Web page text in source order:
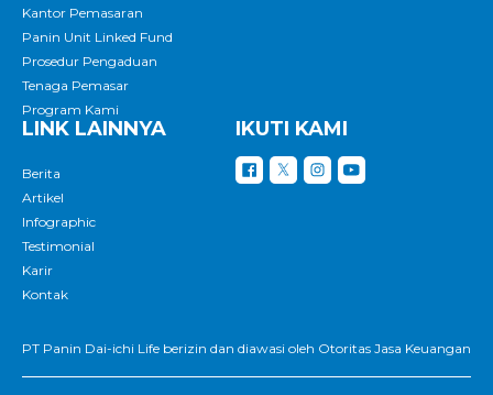
Kantor Pemasaran
Panin Unit Linked Fund
Prosedur Pengaduan
Tenaga Pemasar
Program Kami
LINK LAINNYA
Berita
Artikel
Infographic
Testimonial
Karir
Kontak
IKUTI KAMI
PT Panin Dai-ichi Life berizin dan diawasi oleh Otoritas Jasa Keuangan